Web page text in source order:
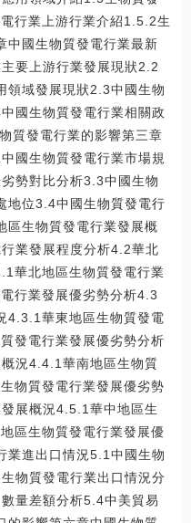
行業上游行業介紹1.5.2生
中國生物質發電行業最新
要上游行業發展現狀2.2
領域發展現狀2.3中國生物
國生物質發電行業相關政
質發電行業的影響第三章
國生物質發電行業市場規
勢對比分析3.3中國生物
地位3.4中國生物質發電行
區生物質發電行業發展概
業發展程度分析4.2華北
華北地區生物質發電行業
行業發展優劣勢分析4.3
4.3.1華東地區生物質發電
發電行業發展優劣勢分析
況4.4.1華南地區生物質
物質發電行業發展優劣勢
展概況4.5.1華中地區生
區生物質發電行業發展優
業進出口情況5.1中國生物
物質發電行業出口情況分
量差額分析5.4中美貿易